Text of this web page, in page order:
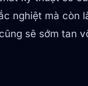
nghiệt mà
sẽ sớm